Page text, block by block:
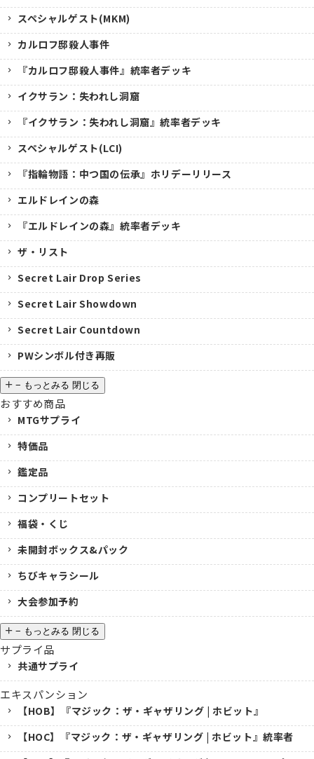
スペシャルゲスト(MKM)
カルロフ邸殺人事件
『カルロフ邸殺人事件』統率者デッキ
イクサラン：失われし洞窟
『イクサラン：失われし洞窟』統率者デッキ
スペシャルゲスト(LCI)
『指輪物語：中つ国の伝承』ホリデーリリース
エルドレインの森
『エルドレインの森』統率者デッキ
ザ・リスト
Secret Lair Drop Series
Secret Lair Showdown
Secret Lair Countdown
PWシンボル付き再販
− もっとみる 閉じる
おすすめ商品
MTGサプライ
特価品
鑑定品
コンプリートセット
福袋・くじ
未開封ボックス&パック
ちびキャラシール
大会参加予約
− もっとみる 閉じる
サプライ品
共通サプライ
エキスパンション
【HOB】『マジック：ザ・ギャザリング | ホビット』
【HOC】『マジック：ザ・ギャザリング | ホビット』統率者